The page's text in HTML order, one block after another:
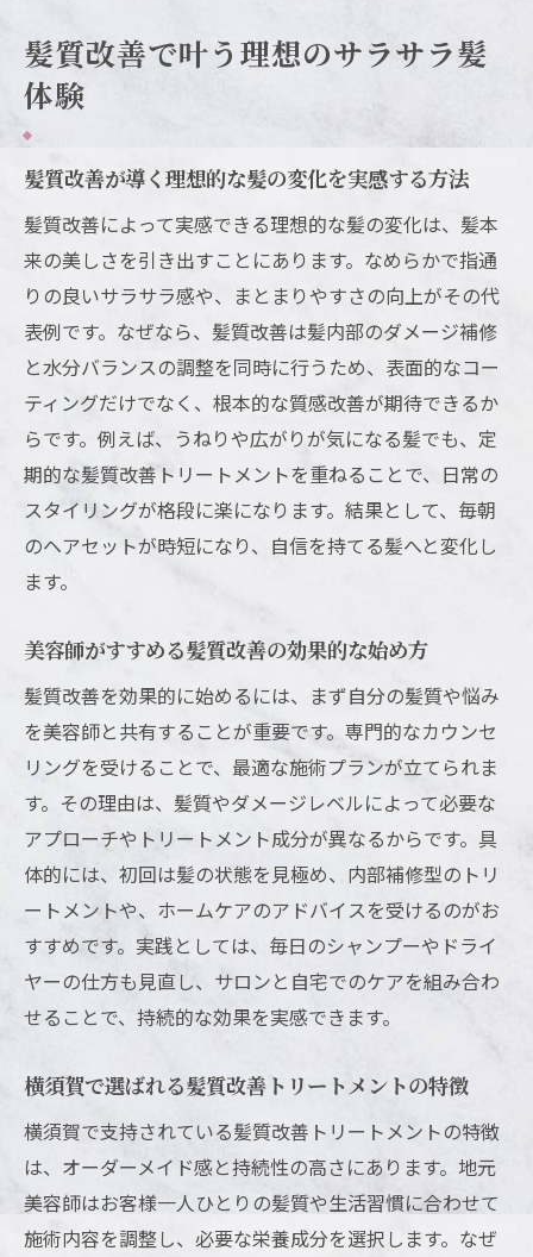
髪質改善トリートメントで得られる自然な
か
ホットペッパービューティーで話題の髪質
改善体験談
横須賀で話題の髪質改善トリートメント徹底解
説
横須賀で人気の髪質改善トリートメント最
新事情
髪質改善トリートメントはどう選ぶのが正
解か
美容師目線で伝える髪質改善の持続力とポ
イント
口コミで評判の髪質改善、美容師が見る効
果の違い
ホットペッパービューティーを活用した髪
質改善サロン選び
うねりやクセに悩む方へ髪質改善の実力とは
髪質改善でうねりやクセはどこまで解消で
きるか
髪質改善と縮毛矯正の違いを美容師が徹底
解説
クセ毛でも自然な仕上がりを目指せる髪質
髪質改善で理想のまとまり髪を叶える秘訣
髪質改善トリートメントの実体験からわか
る効果
悩み別に選ぶ髪質改善のおすすめアプロー
チ
髪質改善で叶う理想のサラサラ髪
体験
髪質改善が導く理想的な髪の変化を実感する方法
髪質改善によって実感できる理想的な髪の変化は、髪本
来の美しさを引き出すことにあります。なめらかで指通
りの良いサラサラ感や、まとまりやすさの向上がその代
表例です。なぜなら、髪質改善は髪内部のダメージ補修
と水分バランスの調整を同時に行うため、表面的なコー
ティングだけでなく、根本的な質感改善が期待できるか
らです。例えば、うねりや広がりが気になる髪でも、定
期的な髪質改善トリートメントを重ねることで、日常の
スタイリングが格段に楽になります。結果として、毎朝
のヘアセットが時短になり、自信を持てる髪へと変化し
ます。
美容師がすすめる髪質改善の効果的な始め方
髪質改善を効果的に始めるには、まず自分の髪質や悩み
を美容師と共有することが重要です。専門的なカウンセ
リングを受けることで、最適な施術プランが立てられま
す。その理由は、髪質やダメージレベルによって必要な
アプローチやトリートメント成分が異なるからです。具
体的には、初回は髪の状態を見極め、内部補修型のトリ
ートメントや、ホームケアのアドバイスを受けるのがお
すすめです。実践としては、毎日のシャンプーやドライ
ヤーの仕方も見直し、サロンと自宅でのケアを組み合わ
せることで、持続的な効果を実感できます。
横須賀で選ばれる髪質改善トリートメントの特徴
横須賀で支持されている髪質改善トリートメントの特徴
は、オーダーメイド感と持続性の高さにあります。地元
美容師はお客様一人ひとりの髪質や生活習慣に合わせて
施術内容を調整し、必要な栄養成分を選択します。なぜ